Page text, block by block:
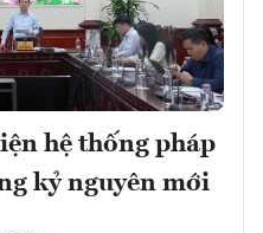
hệ thống pháp
kỷ nguyên mới